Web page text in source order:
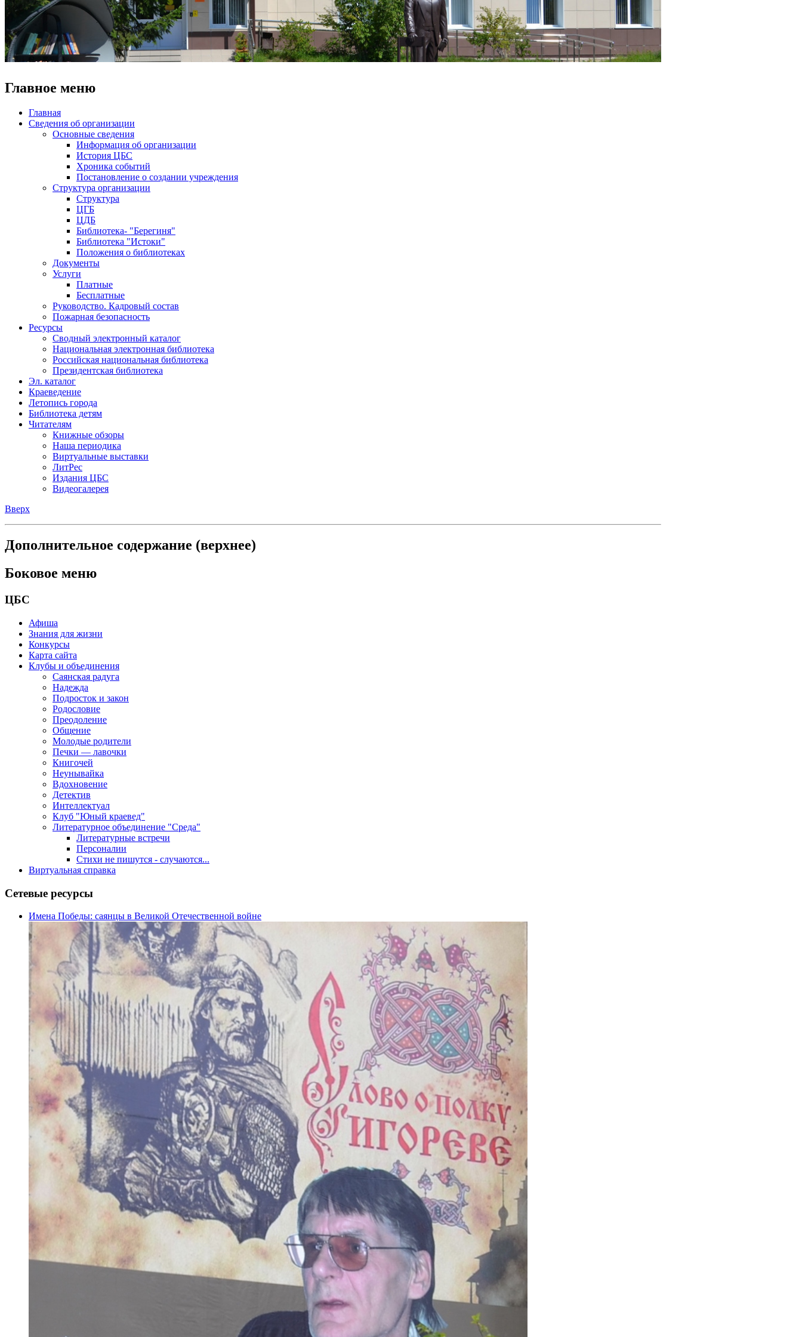
Главное меню
Главная
Сведения об организации
Основные сведения
Информация об организации
История ЦБС
Хроника событий
Постановление о создании учреждения
Структура организации
Структура
ЦГБ
ЦДБ
Библиотека- "Берегиня"
Библиотека "Истоки"
Положения о библиотеках
Документы
Услуги
Платные
Бесплатные
Руководство. Кадровый состав
Пожарная безопасность
Ресурсы
Сводный электронный каталог
Национальная электронная библиотека
Российская национальная библиотека
Президентская библиотека
Эл. каталог
Краеведение
Летопись города
Библиотека детям
Читателям
Книжные обзоры
Наша периодика
Виртуальные выставки
ЛитРес
Издания ЦБС
Видеогалерея
Вверх
Дополнительное содержание (верхнее)
Боковое меню
ЦБС
Афиша
Знания для жизни
Конкурсы
Карта сайта
Клубы и объединения
Саянская радуга
Надежда
Подросток и закон
Родословие
Преодоление
Общение
Молодые родители
Печки — лавочки
Книгочей
Неунывайка
Вдохновение
Детектив
Интеллектуал
Клуб "Юный краевед"
Литературное объединение "Среда"
Литературные встречи
Персоналии
Стихи не пишутся - случаются...
Виртуальная справка
Сетевые ресурсы
Имена Победы: саянцы в Великой Отечественной войне